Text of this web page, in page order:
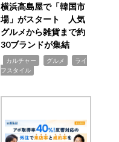
横浜高島屋で「韓国市
場」がスタート 人気
グルメから雑貨まで約
30ブランドが集結
カルチャー グルメ
ライ
フスタイル